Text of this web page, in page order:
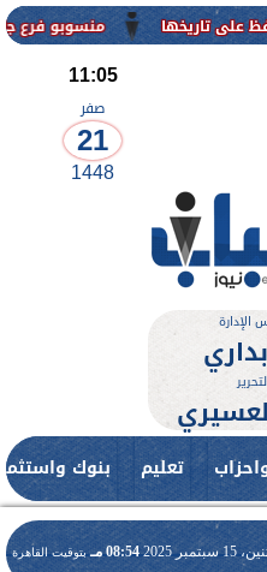
منسوبو فرع جامعة الأزهر
11:05
صفر
21
1448
تعليم بنوك
15 سبتمبر 2025 08:54 مـ بتوقيت القاهرة